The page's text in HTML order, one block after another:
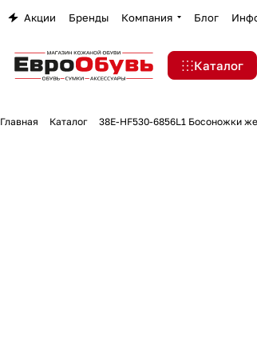
Акции Бренды Компания Блог
Каталог
Главная Каталог 38E-HF530-6856L1 Босоножки